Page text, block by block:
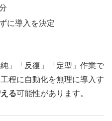
に導入を決定
」「反復」「定型」作業で
程に自動化を無理に導入す
る可能性があります。